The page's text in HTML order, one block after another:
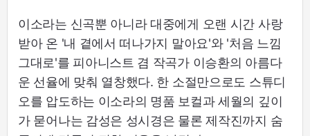
이소라는 신곡뿐 아니라 대중에게 오랜 시간 사랑
받아 온 '내 곁에서 떠나가지 말아요'와 '처음 느낌
그대로'를 피아니스트 겸 작곡가 이승환의 아름다
운 선율에 맞춰 열창했다. 한 소절만으로도 스튜디
오를 압도하는 이소라의 명품 보컬과 세월의 깊이
가 묻어나는 감성은 성시경은 물론 제작진까지 숨